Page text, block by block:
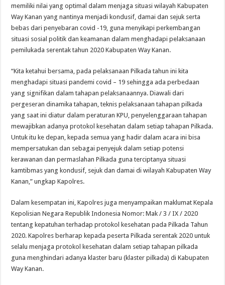
memiliki nilai yang optimal dalam menjaga situasi wilayah Kabupaten
Way Kanan yang nantinya menjadi kondusif, damai dan sejuk serta
bebas dari penyebaran covid -19, guna menyikapi perkembangan
situasi sosial politik dan keamanan dalam menghadapi pelaksanaan
pemilukada serentak tahun 2020 Kabupaten Way Kanan.
“Kita ketahui bersama, pada pelaksanaan Pilkada tahun ini kita
menghadapi situasi pandemi covid – 19 sehingga ada perbedaan
yang signifikan dalam tahapan pelaksanaannya. Diawali dari
pergeseran dinamika tahapan, teknis pelaksanaan tahapan pilkada
yang saat ini diatur dalam peraturan KPU, penyelenggaraan tahapan
mewajibkan adanya protokol kesehatan dalam setiap tahapan Pilkada.
Untuk itu ke depan, kepada semua yang hadir dalam acara ini bisa
mempersatukan dan sebagai penyejuk dalam setiap potensi
kerawanan dan permaslahan Pilkada guna terciptanya situasi
kamtibmas yang kondusif, sejuk dan damai di wilayah Kabupaten Way
Kanan,” ungkap Kapolres.
Dalam kesempatan ini, Kapolres juga menyampaikan maklumat Kepala
Kepolisian Negara Republik Indonesia Nomor: Mak / 3 / IX / 2020
tentang kepatuhan terhadap protokol kesehatan pada Pilkada Tahun
2020. Kapolres berharap kepada peserta Pilkada serentak 2020 untuk
selalu menjaga protokol kesehatan dalam setiap tahapan pilkada
guna menghindari adanya klaster baru (klaster pilkada) di Kabupaten
Way Kanan.